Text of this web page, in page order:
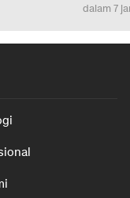
dalam 7